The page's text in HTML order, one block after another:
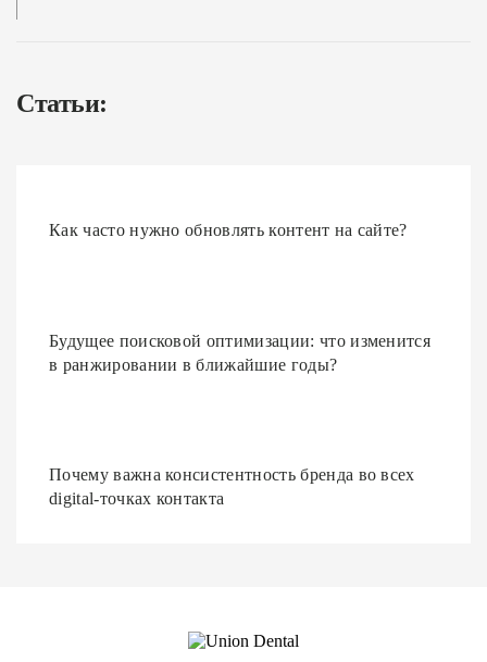
Статьи:
Как часто нужно обновлять контент на сайте?
Будущее поисковой оптимизации: что изменится
в ранжировании в ближайшие годы?
Почему важна консистентность бренда во всех
digital-точках контакта